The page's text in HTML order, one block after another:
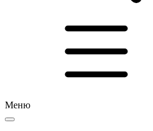
Меню